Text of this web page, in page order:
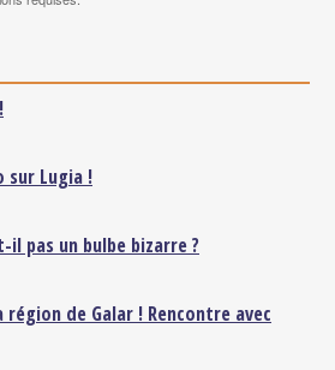
sur Lugia !
il pas un bulbe bizarre ?
de Galar ! Rencontre avec